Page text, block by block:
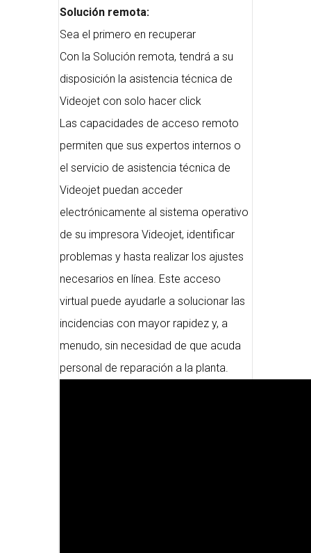
Solución remota:
Sea el primero en recuperar
Con la Solución remota, tendrá a su
disposición la asistencia técnica de
Videojet con solo hacer click
Las capacidades de acceso remoto
permiten que sus expertos internos o
el servicio de asistencia técnica de
Videojet puedan acceder
electrónicamente al sistema operativo
de su impresora Videojet, identificar
problemas y hasta realizar los ajustes
necesarios en línea. Este acceso
virtual puede ayudarle a solucionar las
incidencias con mayor rapidez y, a
menudo, sin necesidad de que acuda
personal de reparación a la planta.